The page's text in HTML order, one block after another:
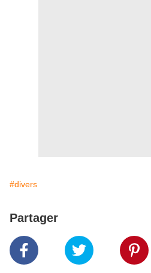
#divers
Partager